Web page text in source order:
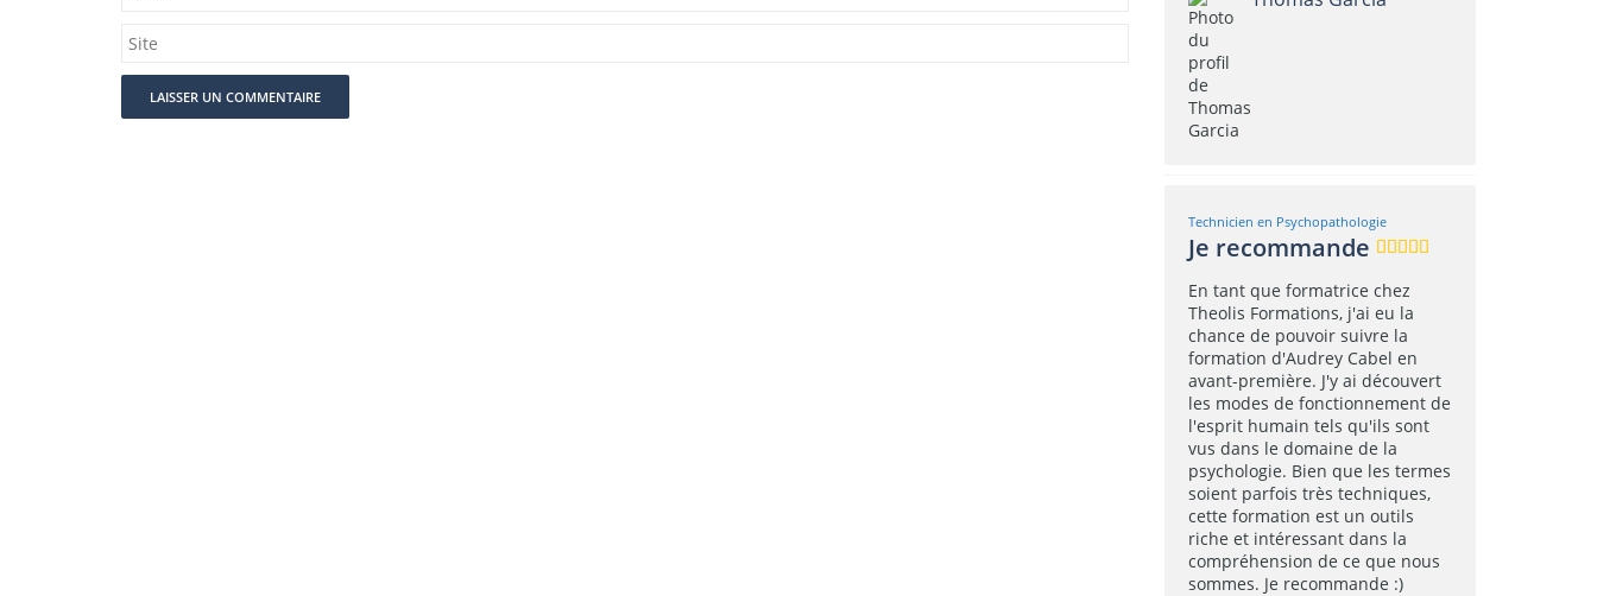
Technicien en Psychopathologie
Je recommande
En tant que formatrice chez
Theolis Formations, j'ai eu la
chance de pouvoir suivre la
formation d'Audrey Cabel en
avant-première. J'y ai découvert
les modes de fonctionnement de
l'esprit humain tels qu'ils sont
vus dans le domaine de la
psychologie. Bien que les termes
soient parfois très techniques,
cette formation est un outils
riche et intéressant dans la
compréhension de ce que nous
sommes. Je recommande :)